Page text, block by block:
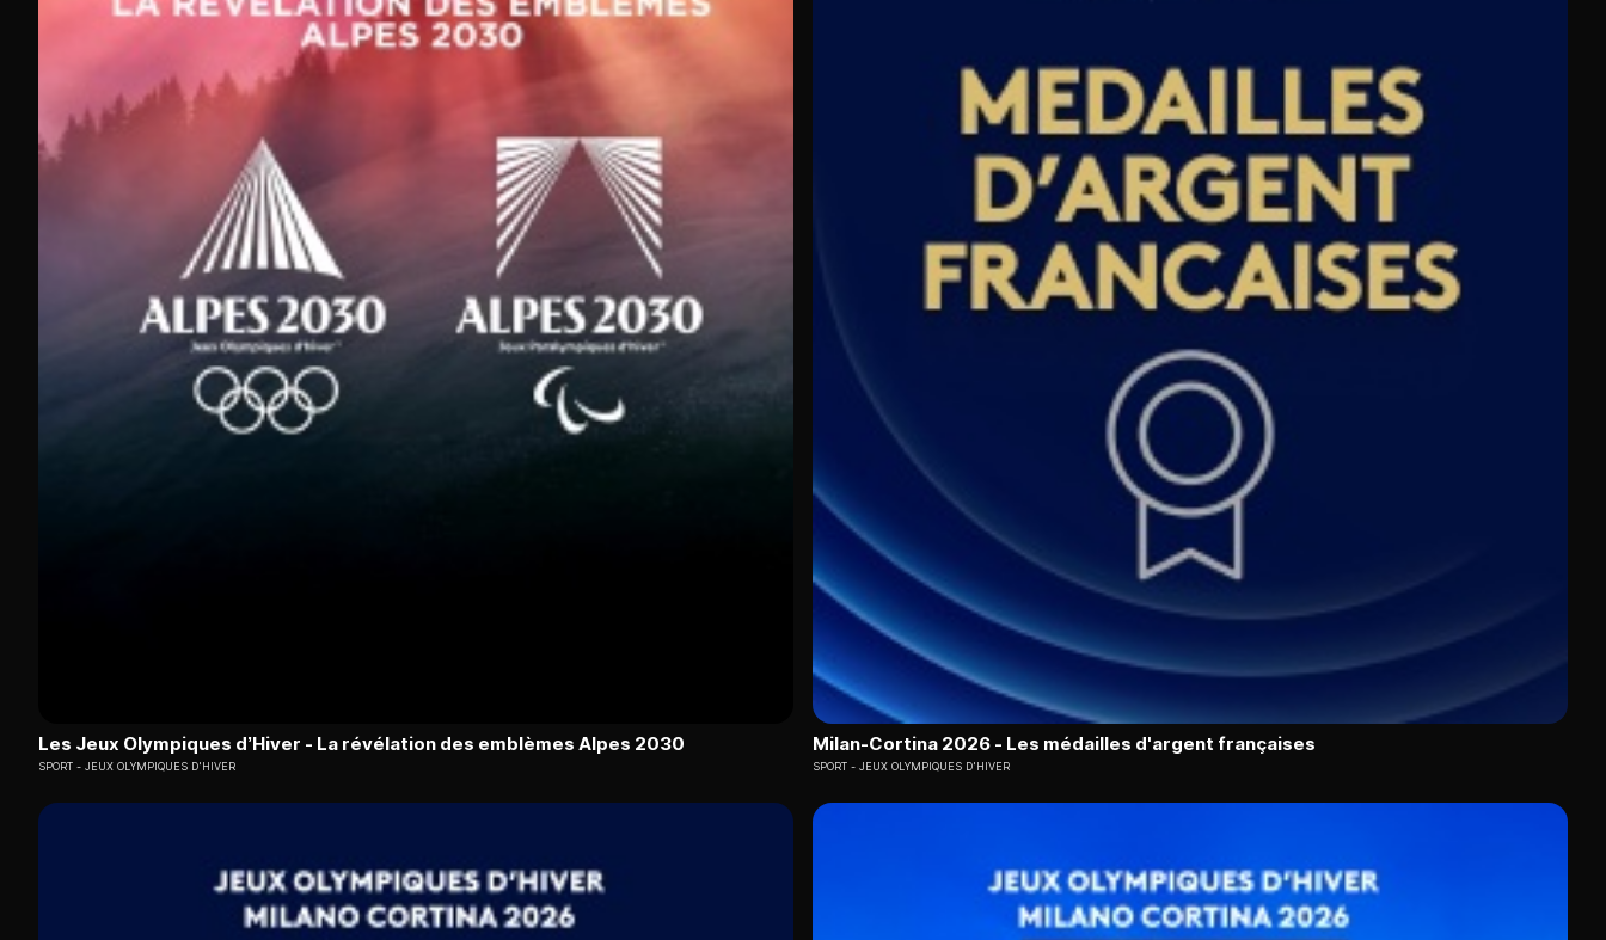
Les Jeux Olympiques d’Hiver - La révélation des emblèmes Alpes 2030
SPORT JEUX OLYMPIQUES D'HIVER
Milan-Cortina 2026 - Les médailles d'argent françaises
SPORT JEUX OLYMPIQUES D'HIVER